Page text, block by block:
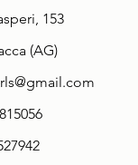
153
(AG)